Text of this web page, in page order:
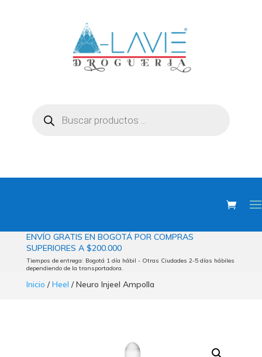
productos
ENVÍO GRATIS EN BOGOTÁ POR COMPRAS
SUPERIORES A $200.000
Tiempos de entrega: Bogotá 1 día hábil - Otras Ciudades 2-5 días hábiles
dependiendo de la transportadora.
Inicio /Heel / Neuro Injeel Ampolla